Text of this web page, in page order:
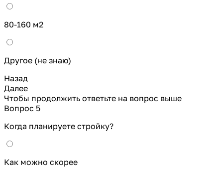
80-160 м2
Другое (не знаю)
Назад
Далее
Чтобы продолжить ответьте на вопрос выше
Вопрос 5
Когда планируете стройку?
Как можно скорее